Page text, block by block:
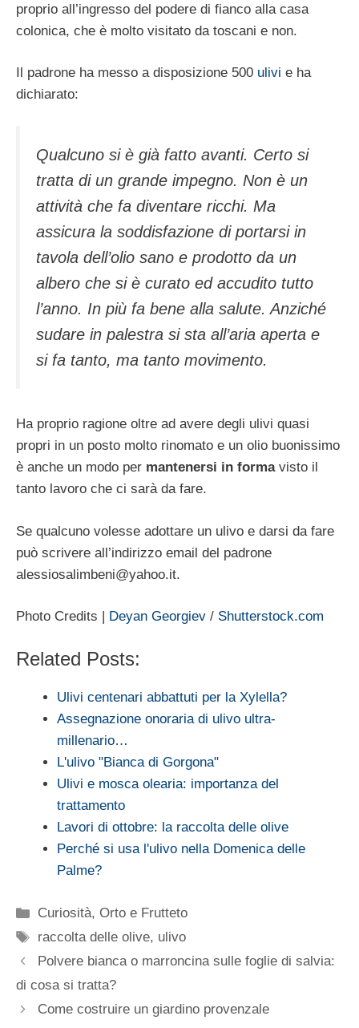
proprio all’ingresso del podere di fianco alla casa
colonica, che è molto visitato da toscani e non.
Il padrone ha messo a disposizione 500 ulivi e ha
dichiarato:
Qualcuno si è già fatto avanti. Certo si
tratta di un grande impegno. Non è un
attività che fa diventare ricchi. Ma
assicura la soddisfazione di portarsi in
tavola dell’olio sano e prodotto da un
albero che si è curato ed accudito tutto
l’anno. In più fa bene alla salute. Anziché
sudare in palestra si sta all’aria aperta e
si fa tanto, ma tanto movimento.
Ha proprio ragione oltre ad avere degli ulivi quasi
propri in un posto molto rinomato e un olio buonissimo
è anche un modo per mantenersi in formavisto il
tanto lavoro che ci sarà da fare.
Se qualcuno volesse adottare un ulivo e darsi da fare
può scrivere all’indirizzo email del padrone
alessiosalimbeni@yahoo.it.
Photo Credits | Deyan Georgiev / Shutterstock.com
Related Posts:
Ulivi centenari abbattuti per la Xylella?
Assegnazione onoraria di ulivo ultra-
millenario…
L'ulivo "Bianca di Gorgona"
Ulivi e mosca olearia: importanza del
trattamento
Lavori di ottobre: la raccolta delle olive
Perché si usa l'ulivo nella Domenica delle
Palme?
Categorie
Curiosità,Orto e Frutteto
Tag
raccolta delle olive, ulivo
Polvere bianca o marroncina sulle foglie di salvia:
di cosa si tratta?
Come costruire un giardino provenzale